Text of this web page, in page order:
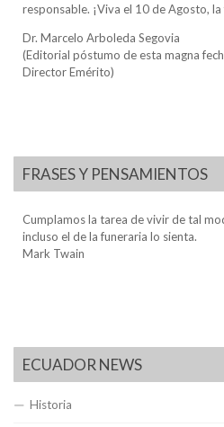
responsable. ¡Viva el 10 de Agosto,
Dr. Marcelo Arboleda Segovia
(Editorial póstumo de esta magna
Director Emérito)
FRASES Y PENSAMIENTOS
Cumplamos la tarea de vivir de tal
incluso el de la funeraria lo sienta.
Mark Twain
ECUADOR NEWS
Historia